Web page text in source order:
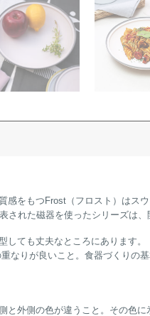
をもつFrost（フロスト）はスウ
された磁器を使ったシリーズは
ても丈夫なところにあります。
なりが良いこと。食器づくりの基
外側の色が違うこと。その色に